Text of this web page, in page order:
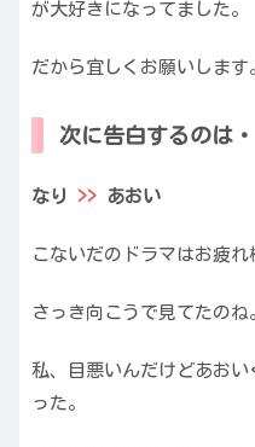
が大好きになってました。
だから宜しくお願いします
次に告白するのは・
なり >> あおい
こないだのドラマはお疲れ
さっき向こうで見てたのね
私、目悪いんだけどあお
った。